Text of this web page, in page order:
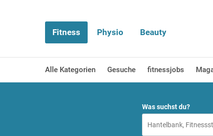
Fitness Physio Beauty
Alle Kategorien Gesuche fitnessjobs
Was suchst du?